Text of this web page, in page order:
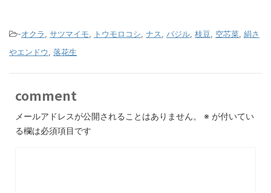
-オクラ, サツマイモ, トウモロコシ, ナス, バジル, 枝豆, 空芯菜, 絹さ
やエンドウ, 落花生
comment
メールアドレスが公開されることはありません。 ※ が付いてい
る欄は必須項目です